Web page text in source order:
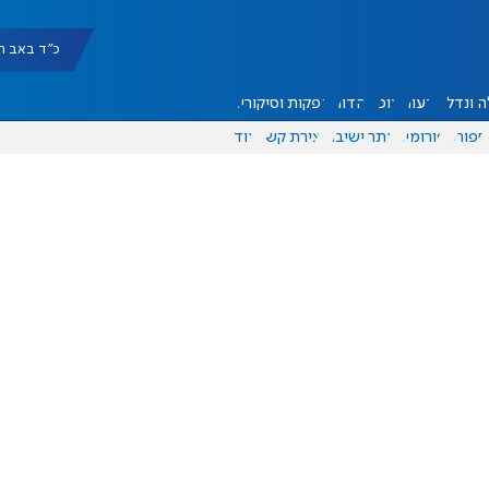
כ"ד באב תשפ"ו
ונדל"ן דעות אוכל יהדות הפקות וסיקורים
ספורט פורומים אתר ישיבה יצירת קשר עוד